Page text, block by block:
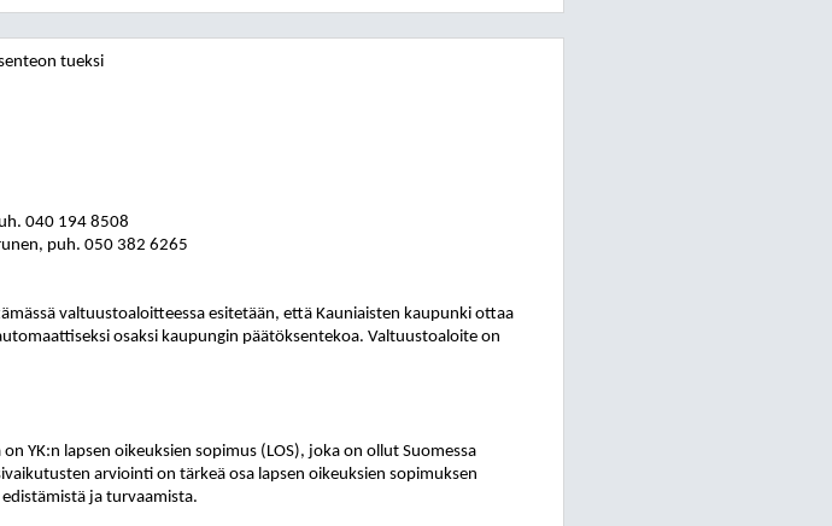
tueksi
040 194 8508
puh. 050 382 6265
valtuustoaloitteessa esitetään, että Kauniaisten kaupunki ottaa
osaksi kaupungin päätöksentekoa. Valtuustoaloite on
YK:n lapsen oikeuksien sopimus (LOS), joka on ollut Suomessa
arviointi on tärkeä osa lapsen oikeuksien sopimuksen
ja turvaamista.